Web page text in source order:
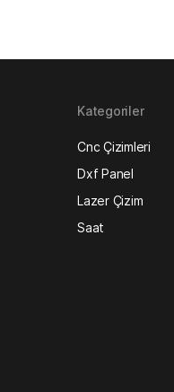
Kategoriler
Cnc Çizimleri
Dxf Panel
Lazer Çizim
Saat